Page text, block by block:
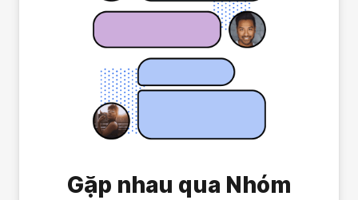
Gặp nhau qua Nhóm